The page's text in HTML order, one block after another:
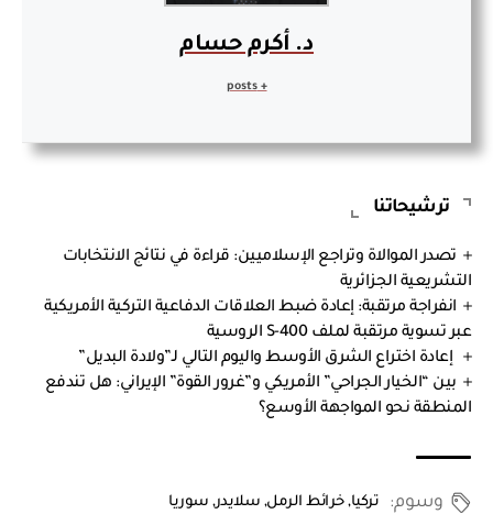
د. أكرم حسام
ترشيحاتنا
تصدر الموالاة وتراجع الإسلاميين: قراءة في نتائج الانتخابات
التشريعية الجزائرية
انفراجة مرتقبة: إعادة ضبط العلاقات الدفاعية التركية الأمريكية
عبر تسوية مرتقبة لملف S-400 الروسية
إعادة اختراع الشرق الأوسط واليوم التالي لـ”ولادة البديل”
بين “الخيار الجراحي” الأمريكي و”غرور القوة” الإيراني: هل تندفع
المنطقة نحو المواجهة الأوسع؟
وسوم: تركيا,خرائط الرمل, سلايدر,سوريا